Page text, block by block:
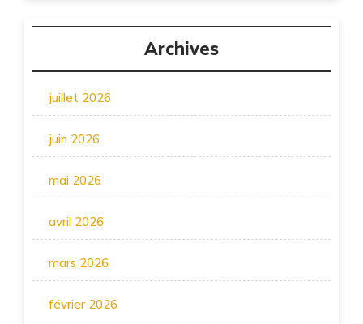
Archives
juillet 2026
juin 2026
mai 2026
avril 2026
mars 2026
février 2026